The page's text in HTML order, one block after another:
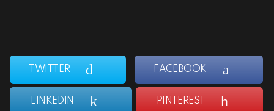
FACEBOOK
TWITTER
PINTEREST
LINKEDIN